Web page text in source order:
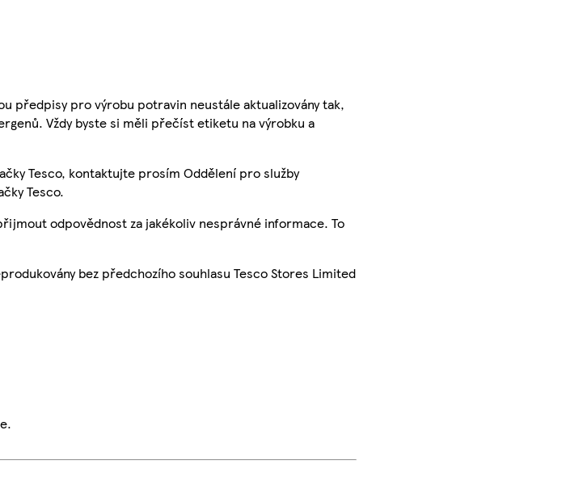
předpisy pro výrobu potravin neustále aktualizovány tak,
Vždy byste si měli přečíst etiketu na výrobku a
Tesco, kontaktujte prosím Oddělení pro služby
Tesco.
odpovědnost za jakékoliv nesprávné informace. To
bez předchozího souhlasu Tesco Stores Limited